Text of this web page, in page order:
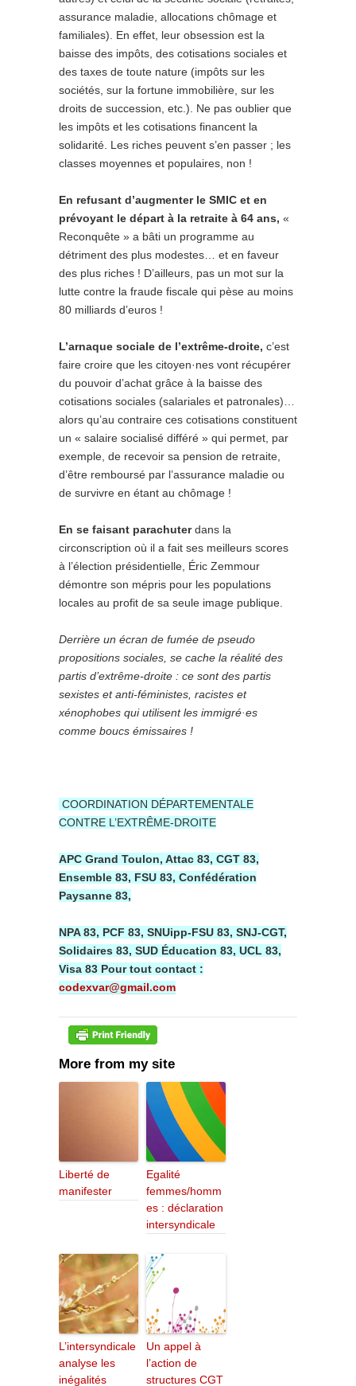
assurance maladie, allocations chômage et
familiales). En effet, leur obsession est la
baisse des impôts, des cotisations sociales et
des taxes de toute nature (impôts sur les
sociétés, sur la fortune immobilière, sur les
droits de succession, etc.). Ne pas oublier que
les impôts et les cotisations financent la
solidarité. Les riches peuvent s’en passer ; les
classes moyennes et populaires, non !
En refusant d’augmenter le SMIC et en
prévoyant le départ à la retraite à 64 ans, «
Reconquête » a bâti un programme au
détriment des plus modestes… et en faveur
des plus riches ! D’ailleurs, pas un mot sur la
lutte contre la fraude fiscale qui pèse au moins
80 milliards d’euros !
L’arnaque sociale de l’extrême-droite, c’est
faire croire que les citoyen·nes vont récupérer
du pouvoir d’achat grâce à la baisse des
cotisations sociales (salariales et patronales)…
alors qu’au contraire ces cotisations constituent
un « salaire socialisé différé » qui permet, par
exemple, de recevoir sa pension de retraite,
d’être remboursé par l’assurance maladie ou
de survivre en étant au chômage !
En se faisant parachuterdans la
circonscription où il a fait ses meilleurs scores
à l’élection présidentielle, Éric Zemmour
démontre son mépris pour les populations
locales au profit de sa seule image publique.
Derrière un écran de fumée de pseudo
propositions sociales, se cache la réalité des
partis d’extrême-droite : ce sont des partis
sexistes et anti-féministes, racistes et
xénophobes qui utilisent les immigré·es
comme boucs émissaires !
COORDINATION DÉPARTEMENTALE
CONTRE L’EXTRÊME-DROITE
APC Grand Toulon, Attac 83, CGT 83,
Ensemble 83, FSU 83, Confédération
Paysanne 83,
NPA 83, PCF 83, SNUipp-FSU 83, SNJ-CGT,
Solidaires 83, SUD Éducation 83, UCL 83,
Visa 83 Pour tout contact :
codexvar@gmail.com
More from my site
Liberté de
manifester
Egalité
femmes/homm
es : déclaration
intersyndicale
L’intersyndicale
analyse les
inégalités
Un appel à
l’action de
structures CGT